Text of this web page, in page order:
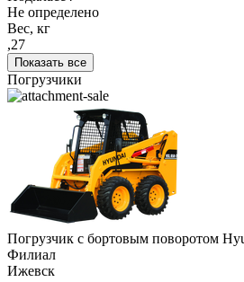
Не определено
Вес, кг
,27
Показать все
Погрузчики
Погрузчик с бортовым поворотом
Филиал
Ижевск